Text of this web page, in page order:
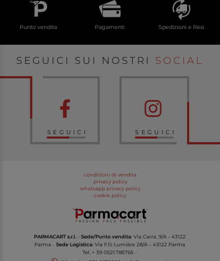
Punto vendita Pagamenti Spedizioni e Resi
SEGUICI SUI NOSTRI SOCIAL
SEGUICI SEGUICI
condizioni di vendita
privacy policy
whatsapp privacy policy
cookie policy
PARMACART s.r.l. -Sede/Punto vendita: Via Carra, 9/A - 43122
Parma -Sede Logistica: Via F.lli Lumière 28/A – 43122 Parma
Tel. + 39 0521.785765 -